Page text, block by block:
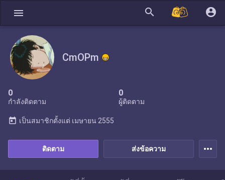
menu search account_circle
CmOPm
0
กำลังติดตาม
0
ผู้ติดตาม
ส่งข้อความ
ติดตาม
today เป็นสมาชิกตั้งแต่ เมษายน 2555
more_horiz